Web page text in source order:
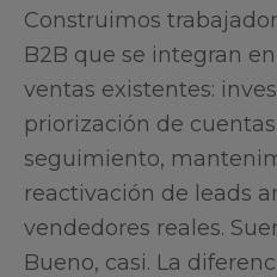
Construimos
B2B que se integran
ventas existentes:
priorización de
seguimiento,
reactivación de leads
vendedores reales.
Bueno, casi. La